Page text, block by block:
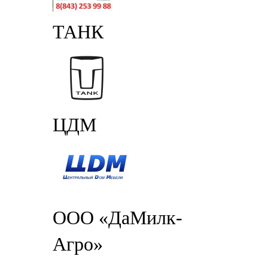
ТАНК
ЦДМ
ООО «ДаМилк-
Агро»